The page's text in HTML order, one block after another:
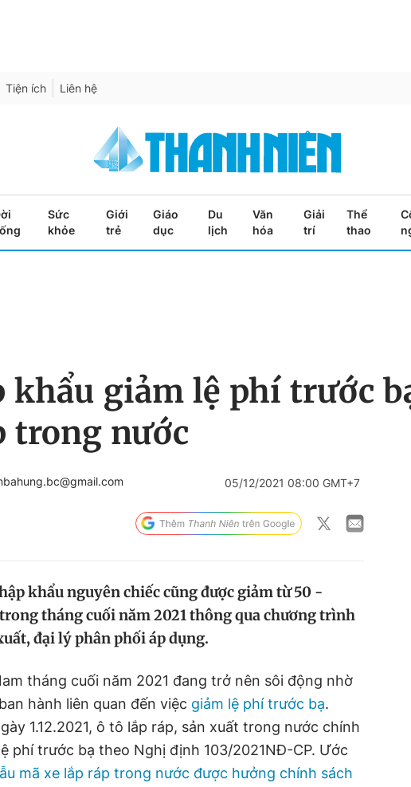
Tiện ích Liên hệ
Sức
khỏe
Giới
trẻ
Giáo
dục
Du
lịch
Văn
hóa
Giải
trí
Thể
thao
khẩu giảm lệ phí trước
trong nước
05/12/2021 08:00 GMT+7
khẩu nguyên chiếc cũng được giảm từ 50 -
tháng cuối năm 2021 thông qua chương trình
đại lý phân phối áp dụng.
tháng cuối năm 2021 đang trở nên sôi động nhờ
hành liên quan đến việc giảm lệ phí trước bạ.
1.12.2021, ô tô lắp ráp, sản xuất trong nước chính
phí trước bạ theo Nghị định 103/2021NĐ-CP. Ước
mã xe lắp ráp trong nước được hưởng chính sách